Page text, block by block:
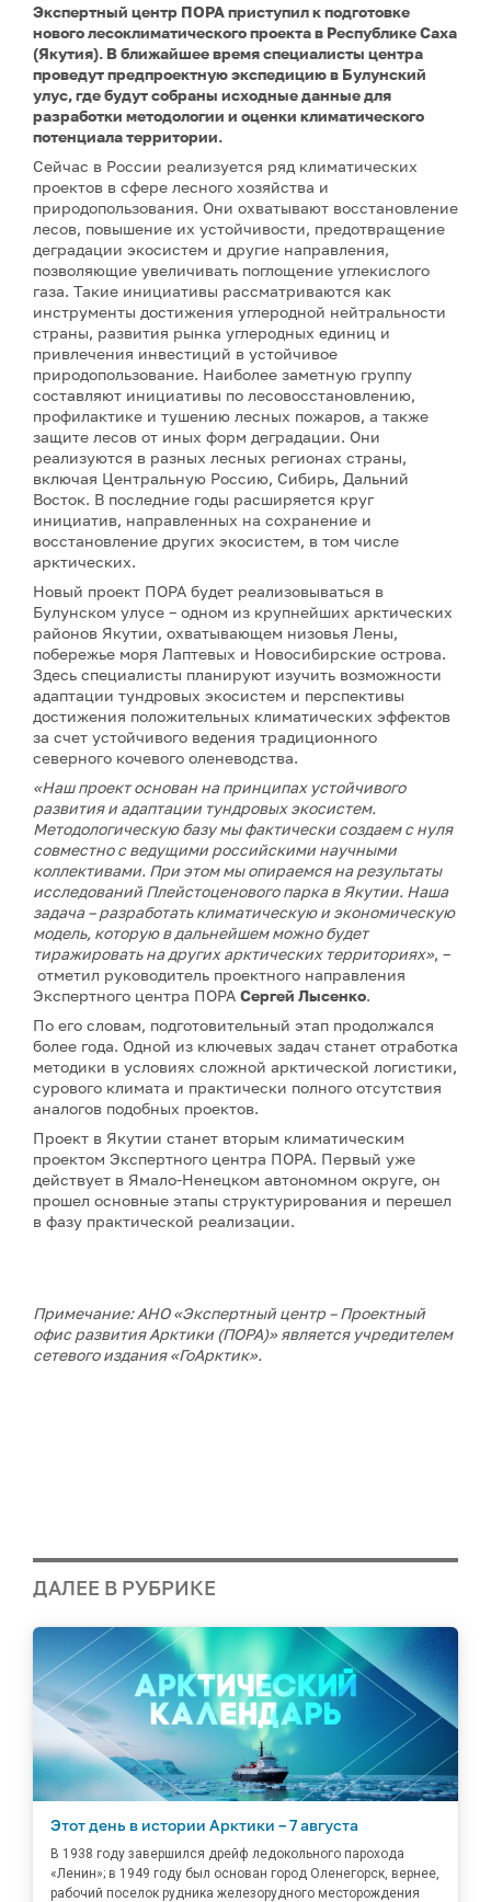
Экспертный центр ПОРА приступил к подготовке
нового лесоклиматического проекта в Республике Саха
(Якутия). В ближайшее время специалисты центра
проведут предпроектную экспедицию в Булунский
улус, где будут собраны исходные данные для
разработки методологии и оценки климатического
потенциала территории.
Сейчас в России реализуется ряд климатических
проектов в сфере лесного хозяйства и
природопользования. Они охватывают восстановление
лесов, повышение их устойчивости, предотвращение
деградации экосистем и другие направления,
позволяющие увеличивать поглощение углекислого
газа. Такие инициативы рассматриваются как
инструменты достижения углеродной нейтральности
страны, развития рынка углеродных единиц и
привлечения инвестиций в устойчивое
природопользование. Наиболее заметную группу
составляют инициативы по лесовосстановлению,
профилактике и тушению лесных пожаров, а также
защите лесов от иных форм деградации. Они
реализуются в разных лесных регионах страны,
включая Центральную Россию, Сибирь, Дальний
Восток. В последние годы расширяется круг
инициатив, направленных на сохранение и
восстановление других экосистем, в том числе
арктических.
Новый проект ПОРА будет реализовываться в
Булунском улусе – одном из крупнейших арктических
районов Якутии, охватывающем низовья Лены,
побережье моря Лаптевых и Новосибирские острова.
Здесь специалисты планируют изучить возможности
адаптации тундровых экосистем и перспективы
достижения положительных климатических эффектов
за счет устойчивого ведения традиционного
северного кочевого оленеводства.
«Наш проект основан на принципах устойчивого
развития и адаптации тундровых экосистем.
Методологическую базу мы фактически создаем с нуля
совместно с ведущими российскими научными
коллективами. При этом мы опираемся на результаты
исследований Плейстоценового парка в Якутии. Наша
задача – разработать климатическую и экономическую
модель, которую в дальнейшем можно будет
тиражировать на других арктических территориях», –
отметил руководитель проектного направления
Экспертного центра ПОРА Сергей Лысенко.
По его словам, подготовительный этап продолжался
более года. Одной из ключевых задач станет отработка
методики в условиях сложной арктической логистики,
сурового климата и практически полного отсутствия
аналогов подобных проектов.
Проект в Якутии станет вторым климатическим
проектом Экспертного центра ПОРА. Первый уже
действует в Ямало-Ненецком автономном округе, он
прошел основные этапы структурирования и перешел
в фазу практической реализации.
Примечание: АНО «Экспертный центр – Проектный
офис развития Арктики (ПОРА)» является учредителем
сетевого издания «ГоАрктик».
ДАЛЕЕ В РУБРИКЕ
Этот день в истории Арктики – 7 августа
В 1938 году завершился дрейф ледокольного парохода
«Ленин»; в 1949 году был основан город Оленегорск, вернее,
рабочий поселок рудника железорудного месторождения